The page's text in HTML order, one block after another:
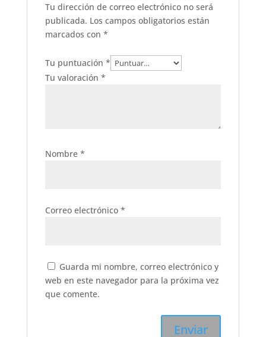
Tu dirección de correo electrónico no será
publicada. Los campos obligatorios están
marcados con *
Tu puntuación *
Tu valoración *
Nombre *
Correo electrónico *
Guarda mi nombre, correo electrónico y
web en este navegador para la próxima vez
que comente.